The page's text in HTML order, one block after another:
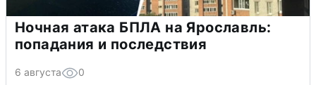
Ночная атака БПЛА на Ярославль:
попадания и последствия
6 августа 0